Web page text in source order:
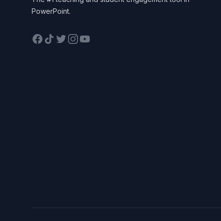
PowerPoint.
Facebook
TikTokTwitterInstagram
YouTube